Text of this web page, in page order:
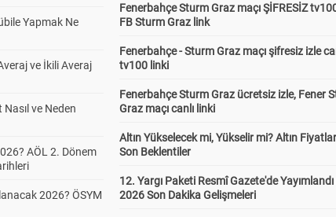
Yapmak Ne
ve İkili Averaj
ve Neden
AÖL 2. Dönem
2026? ÖSYM
Fenerbahçe Sturm Graz maçı ŞİFRESİZ
FB Sturm Graz link
Fenerbahçe - Sturm Graz maçı şifresiz izle
tv100 linki
Fenerbahçe Sturm Graz ücretsiz izle, Fener
Graz maçı canlı linki
Altın Yükselecek mi, Yükselir mi? Altın
Son Beklentiler
12. Yargı Paketi Resmî Gazete'de Yayımlandı
2026 Son Dakika Gelişmeleri